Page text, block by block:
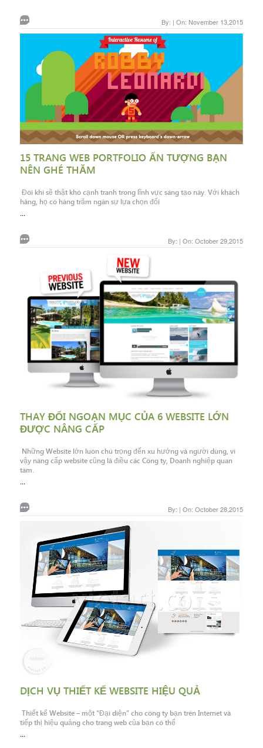
By: | On: November 13,2015
15 TRANG WEB PORTFOLIO ẤN TƯỢNG BẠN
NÊN GHÉ THĂM
Đôi khi sẽ thật khó cạnh tranh trong lĩnh vực sáng tạo này. Với khách
hàng, họ có hàng trăm ngàn sự lựa chọn đối
...
By: | On: October 29,2015
THAY ĐỔI NGOẠN MỤC CỦA 6 WEBSITE LỚN
ĐƯỢC NÂNG CẤP
Những Website lớn luôn chú trọng đến xu hướng và người dùng, vì
vậy nâng cấp website cũng là điều các Công ty, Doanh nghiệp quan
tâm.
...
By: | On: October 28,2015
DỊCH VỤ THIẾT KẾ WEBSITE HIỆU QUẢ
Thiết kế Website – một “Đại diện” cho công ty bạn trên Internet và
tiếp thị hiệu quảng cho trang web của bạn có thể
...